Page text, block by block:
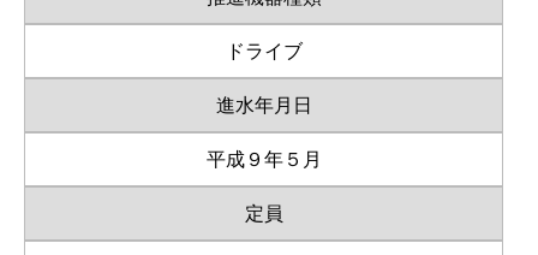
ドライブ
進水年月日
平成９年５月
定員